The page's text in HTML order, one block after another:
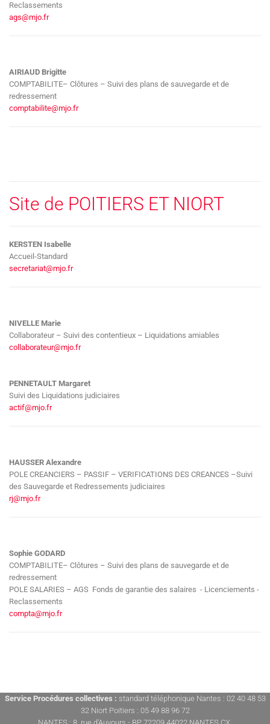
Reclassements
ags@mjo.fr
AIRIAUD Brigitte
COMPTABILITE– Clôtures – Suivi des plans de sauvegarde et de
redressement
comptabilite@mjo.fr
Site de POITIERS ET NIORT
KERSTEN Isabelle
Accueil-Standard
secretariat@mjo.fr
NIVELLE Marie
Collaborateur – Suivi des contentieux – Liquidations amiables
collaborateur@mjo.fr
PENNETAULT Margaret
Suivi des Liquidations judiciaires
actif@mjo.fr
HAUSSER Alexandre
POLE CREANCIERS – PASSIF – VERIFICATIONS DES CREANCES –Suivi
des Sauvegarde et Redressements judiciaires
rj@mjo.fr
Sophie GODARD
COMPTABILITE– Clôtures – Suivi des plans de sauvegarde et de
redressement
POLE SALARIES – AGS Fonds de garantie des salaires - Licenciements -
Reclassements
compta@mjo.fr
Service Procédures collectives : standard téléphonique Nantes : 02 40 48 53
32 Niort Poitiers : 05 49 88 96 72